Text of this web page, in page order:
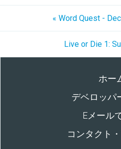
« Word Quest -
Live or Die 1:
ホー
デベロッパ
Eメール
コンタクト